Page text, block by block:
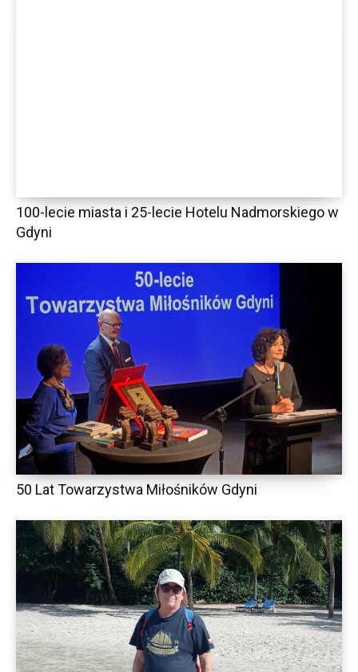
100-lecie miasta i 25-lecie Hotelu Nadmorskiego w
Gdyni
50 Lat Towarzystwa Miłośników Gdyni